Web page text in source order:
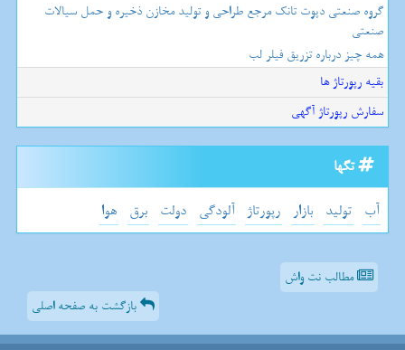
گروه صنعتی دپوت تانک مرجع طراحی و تولید مخازن ذخیره و حمل سیالات
صنعتی
همه چیز درباره تزریق فیلر لب
بقیه رپورتاژ ها
سفارش رپورتاژ آگهی
تگها
آب تولید بازار رپورتاژ آلودگی دولت برق هوا
مطالب نت واش
بازگشت به صفحه اصلی